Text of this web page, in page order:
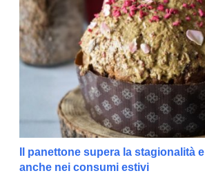
Il panettone supera la stagionalità
anche nei consumi estivi